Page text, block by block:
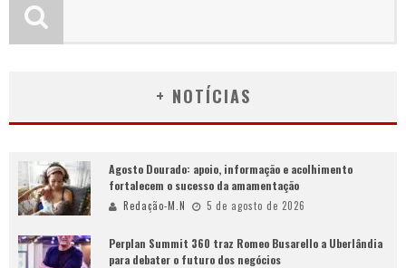
+ NOTÍCIAS
Agosto Dourado: apoio, informação e acolhimento
fortalecem o sucesso da amamentação
Redação-M.N 5 de agosto de 2026
Perplan Summit 360 traz Romeo Busarello a Uberlândia
para debater o futuro dos negócios